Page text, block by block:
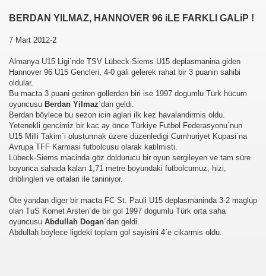
BERDAN YILMAZ, HANNOVER 96 iLE FARKLI GALiP !
7 Mart 2012-2
Almanya U15 Ligi´nde TSV Lübeck-Siems U15 deplasmanina giden
Hannover 96 U15 Gencleri, 4-0 gali gelerek rahat bir 3 puanin sahibi
oldular.
Bu macta 3 puani getiren gollerden biri ise 1997 dogumlu Türk hücum
oyuncusu Berdan Yilmaz´dan geldi.
Berdan böylece bu sezon icin aglari ilk kez havalandirmis oldu.
Yetenekli gencimiz bir kac ay önce Türkiye Futbol Federasyonu´nun
U15 Milli Takim´i olusturmak üzere düzenledigi Cumhuriyet Kupasi´na
Avrupa TFF Karmasi futbolcusu olarak katilmisti.
Lübeck-Siems macinda göz doldurucu bir oyun sergileyen ve tam süre
boyunca sahada kalan 1,71 metre boyundaki futbolcumuz, hizi,
driblingleri ve ortalari ile taniniyor.
Öte yandan diger bir macta FC St. Pauli U15 deplasmaninda 3-2 maglup
olan TuS Komet Arsten´de bir gol 1997 dogumlu Türk orta saha
oyuncusu Abdullah Dogan´dan geldi.
Abdullah böylece ligdeki toplam gol sayisini 4´e cikarmis oldu.